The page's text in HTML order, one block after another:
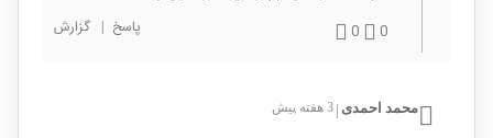
0
0 پاسخ | گزارش
محمد احمدی | 3 هفته پیش